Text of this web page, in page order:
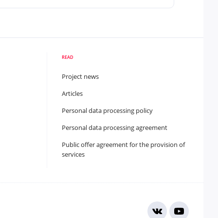
READ
Project news
Articles
Personal data processing policy
Personal data processing agreement
Public offer agreement for the provision of
services